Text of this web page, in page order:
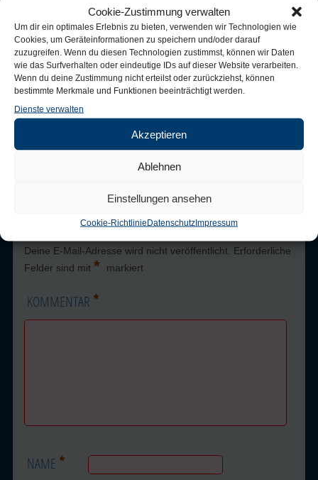
Cookie-Zustimmung verwalten
Um dir ein optimales Erlebnis zu bieten, verwenden wir Technologien wie
Cookies, um Geräteinformationen zu speichern und/oder darauf
zuzugreifen. Wenn du diesen Technologien zustimmst, können wir Daten
wie das Surfverhalten oder eindeutige IDs auf dieser Website verarbeiten.
Wenn du deine Zustimmung nicht erteilst oder zurückziehst, können
bestimmte Merkmale und Funktionen beeinträchtigt werden.
Dienste verwalten
Akzeptieren
Ablehnen
Einstellungen ansehen
Cookie-RichtlinieDatenschutzImpressum
http://www.xn--glas-gebudereinigung-leonberg-7pc.de/wp-
content/uploads/2012/07/logo-eunds-975×241.jpg
Schreibe einen
Kommentar
Deine E-Mail-Adresse wird nicht veröffentlicht. Erforderliche
Felder sind mit * markiert
KOMMENTAR *
NAME *